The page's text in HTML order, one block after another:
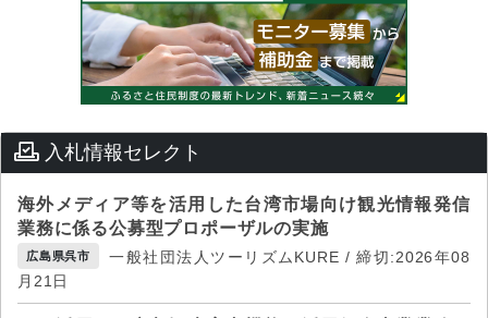
入札情報セレクト
海外メディア等を活用した台湾市場向け観光情報発信
業務に係る公募型プロポーザルの実施
広島県呉市
一般社団法人ツーリズムKURE / 締切:2026年08
月21日